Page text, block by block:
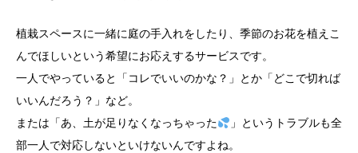
植栽スペースに一緒に庭の手入れをしたり、季節のお花を植えこ
んでほしいという希望にお応えするサービスです。
一人でやっていると「コレでいいのかな？」とか「どこで切れば
いいんだろう？」など。
または「あ、土が足りなくなっちゃった
」というトラブルも全
部一人で対応しないといけないんですよね。